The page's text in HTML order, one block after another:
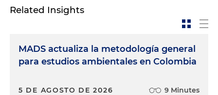
Related Insights
MADS actualiza la metodología general
para estudios ambientales en Colombia
5 DE AGOSTO DE 2026 9 Minutes